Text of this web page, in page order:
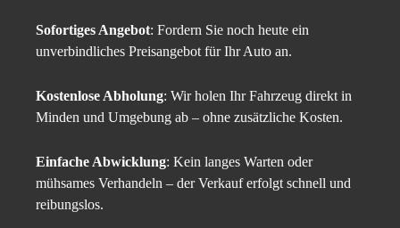
Sofortiges Angebot: Fordern Sie noch heute ein
unverbindliches Preisangebot für Ihr Auto an.
Kostenlose Abholung: Wir holen Ihr Fahrzeug direkt in
Minden und Umgebung ab – ohne zusätzliche Kosten.
Einfache Abwicklung: Kein langes Warten oder
mühsames Verhandeln – der Verkauf erfolgt schnell und
reibungslos.